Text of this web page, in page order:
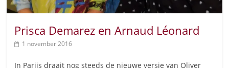
Prisca Demarez en Arnaud Léonard
1 november 2016
In Parijs draait nog steeds de nieuwe versie van Oliver